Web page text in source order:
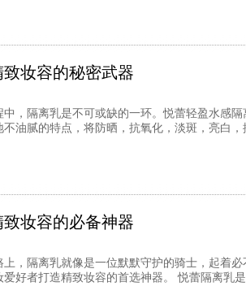
妆容的秘密武器
，隔离乳是不可或缺的一环。悦蕾轻盈水感
油腻的特点，将防晒，抗氧化，淡斑，亮白
妆容的必备神器
，隔离乳就像是一位默默守护的骑士，起着
爱好者打造精致妆容的首选神器。 悦蕾隔离乳